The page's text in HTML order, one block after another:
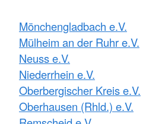
Mönchengladbach e.V.
Mülheim an der Ruhr e.V.
Neuss e.V.
Niederrhein e.V.
Oberbergischer Kreis e.V.
Oberhausen (Rhld.) e.V.